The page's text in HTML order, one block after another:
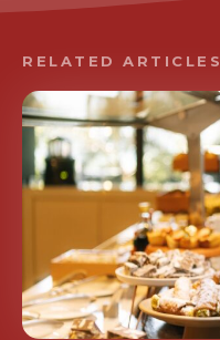
RELATED ARTICLES